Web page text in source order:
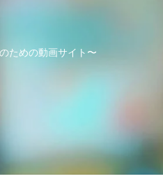
ための動画サイト〜